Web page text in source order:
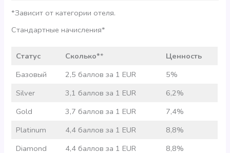
*Зависит от категории отеля.
Стандартные начисления*
Статус Сколько**
Ценность
Базовый
2,5 баллов за 1 EUR
5%
Silver
3,1 баллов за 1 EUR
6,2%
Gold
3,7 баллов за 1 EUR
7,4%
Platinum
4,4 баллов за 1 EUR
8,8%
Diamond
4,4 баллов за 1 EUR 8,8%